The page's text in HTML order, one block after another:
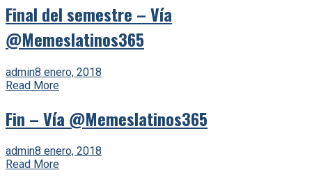
Final del semestre – Vía
@Memeslatinos365
admin8 enero, 2018
Read More
Fin – Vía @Memeslatinos365
admin8 enero, 2018
Read More